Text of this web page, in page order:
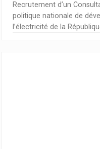
Recrutement d’un
politique nationale de
l’électricité de la